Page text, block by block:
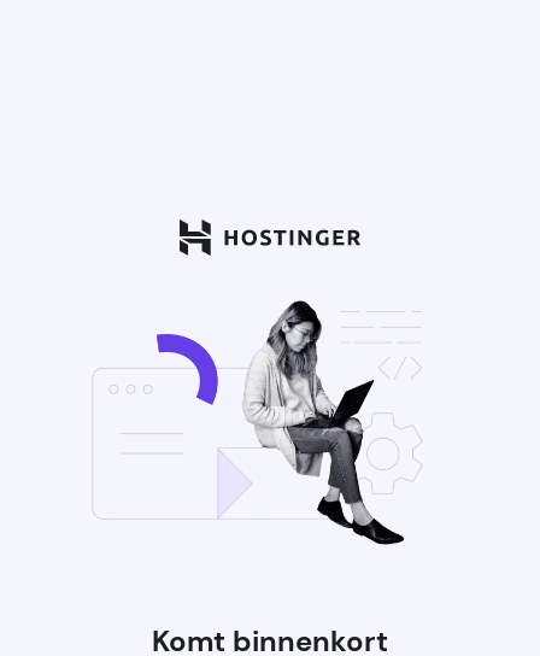
Komt binnenkort